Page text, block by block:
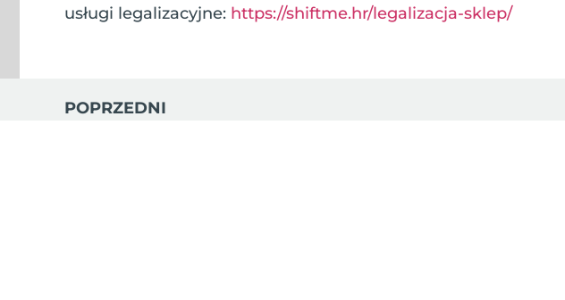
usługi legalizacyjne: https://shiftme.hr/legalizacja-sklep/
POPRZEDNI